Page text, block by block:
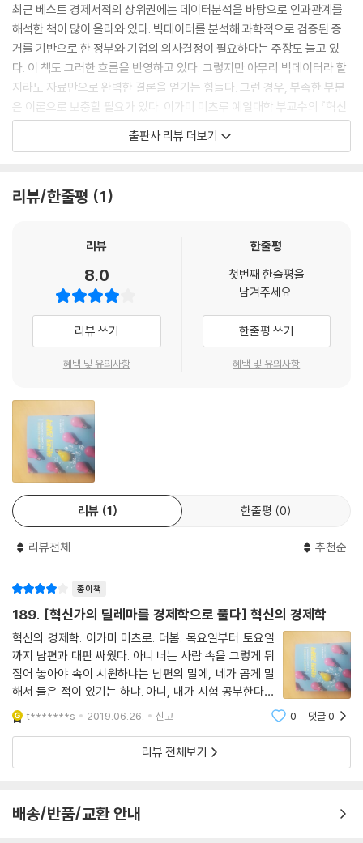
최근 베스트 경제서적의 상위권에는 데이터분석을 바탕으로 인과관계를
해석한 책이 많이 올라와 있다. 빅데이터를 분석해 과학적으로 검증된 증
거를 기반으로 한 정부와 기업의 의사결정이 필요하다는 주장도 늘고 있
다. 이 책도 그러한 흐름을 반영하고 있다. 그렇지만 아무리 빅데이터라 할
지라도 자료만으로 완벽한 결론을 얻기는 힘들다. 그런 경우, 부족한 부분
은 이론으로 보충할 필요가 있다. 이가미 미츠루 예일대학 부교수의 『혁신
의 경제학』(원제:‘이노베이터의 딜레마’의 경제학적 해명)에서는 경제학
의 최첨단 방법을 사용한 분석을 제시하고 있다. -주간 「다이아몬드」 ‘201
학자가 책을 쓸 때는 아무래도 학계의 눈들을 의식할 수밖에 없다. 그러나
고 증권회사에서 함께 근무했던 동료들이다. 다시 말해, ‘지적 수준이 높고
하고 있다. 그야말로 친구와 저녁식사 자리에서 이야기하듯 쓴 책이므로
독자는 편하게 읽을 수 있을 것이다. 최근에는 데이터분석에 관한 책도 많
아서 ‘정책이나 경제방침은 자료와 증거에 바탕을 두고 정해야 한다’고 하
는 풍조가 있다. 그러나 실제로는 필요한 데이터가 모두 갖춰져 있는 일은
없다. 예를 들어, 자신의 인생이나 근무처, 경제에 관한 ‘과거 데이터’는 하
우에는 ‘실험’도 할 수 없다. 그렇게 되면 과거로부터 배운다거나 미래를 추
정하려 해도 주어진 데이터가 불완전하다. 때문에 현명한 결론을 내리려면
모자란 부분을 논리나 스토리로 보충할 수밖에 없다. 따라서 이 책에서는
좁은 의미로의 ‘데이터분석’뿐 아니라, 이론을 ‘보조선’으로 사용하는 실증
분석을 사용했다. 서점에서 서서 읽어도 좋으니 일단 책을 들어 펼쳐보기
를 바란다. 가장 먼저 이 책의 ‘요약’이 눈에 띌 것이다. 1장의 논지와 스타일
을 이해했다면 분명 마지막까지 재미있게 읽을 수 있을 거라고 확신한다.
미국과 일본, 한국을 불문하고 경제경영계열 대학원 입시 면접에서 “당신
이 가장 큰 영향을 받은 책은?”이라는 질문을 하면 많은 사람이 하버드대
크리스텐슨 교수의 『The Innovator’s Dilemma』(한국판 ‘혁신기업의
딜레마’)라고 한다. 그만큼 경영학의 재미, 깊이, 모호함이 가득한 대표적
인 명저다.
그런데, 크리스텐슨 교수의 저서에서 해결되지 않은 문제가 있다. 바로 기
업들이 직면하게 되는 이노베이터의 딜레마의 해결방안이다. 즉 기존 기업
은 신규 기업이 두각을 나타내기 전에 먼저 기선을 제압하고, 무너뜨리고,
그렇게 할 연구 개발 능력도 있다. 하지만, ‘자기잠식’에 의한 매출 감소를
꺼려 기존의 비즈니스 모델을 고수한 채 새로운 사업과 신기술을 포용하지
출판사 리뷰 더보기
리뷰/한줄평 1
리뷰
8.0
리뷰 쓰기
혜택 및 유의사항
한줄평
첫번째 한줄평을
남겨주세요.
한줄평 쓰기
혜택 및 유의사항
리뷰 1 한줄평 0
리뷰전체 추천순
종이책
189. [혁신가의 딜레마를 경제학으로 풀다] 혁신의 경제학
혁신의 경제학. 이가미 미츠로. 더봄. 목요일부터 토요일
까지 남편과 대판 싸웠다. 아니 너는 사람 속을 그렇게 뒤
집어 놓아야 속이 시원하냐는 남편의 말에, 네가 곱게 말
해서 들은 적이 있기는 하냐. 아니, 내가 시험 공부한다고
머리 싸매고 있으면 네가 오히려 사고치고 오잖아. 너는
때와 장소도 못 가리냐. 화내며 응수했다. 하여튼 참 구질
구질하게, 타인에게 못 보여줄 정도로
t*******s 2019.06.26. 신고 0 댓글0
리뷰 전체보기
배송/반품/교환 안내